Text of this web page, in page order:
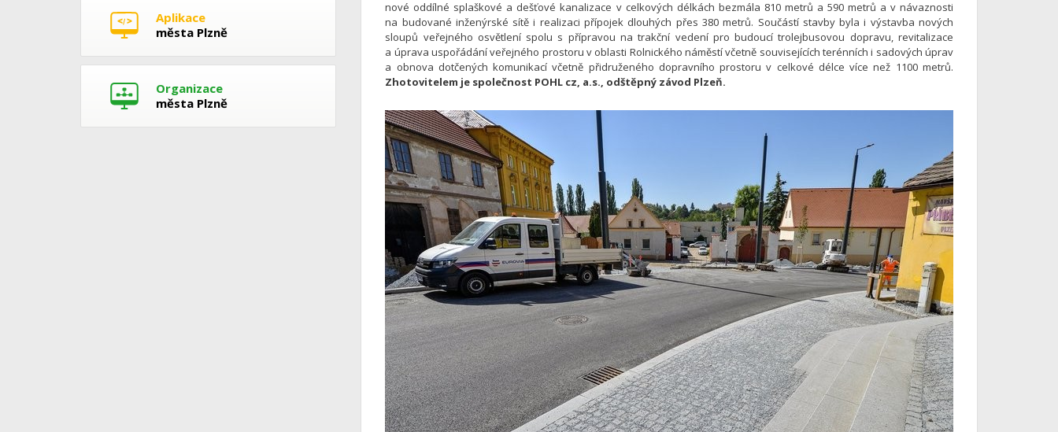
nové oddílné splaškové a dešťové kanalizace v celkových délkách bezmála 810 metrů a 590 metrů a v návaznosti
na budované inženýrské sítě i realizaci přípojek dlouhých přes 380 metrů. Součástí stavby byla i výstavba nových
sloupů veřejného osvětlení spolu s přípravou na trakční vedení pro budoucí trolejbusovou dopravu, revitalizace
a úprava uspořádání veřejného prostoru v oblasti Rolnického náměstí včetně souvisejících terénních i sadových úprav
a obnova dotčených komunikací včetně přidruženého dopravního prostoru v celkové délce více než 1100 metrů.
Zhotovitelem je společnost POHL cz, a.s., odštěpný závod Plzeň.
Aplikace
města Plzně
Organizace
města Plzně